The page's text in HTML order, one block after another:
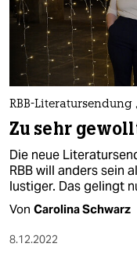
RBB-Literatursendung
Zu sehr
Die neue
RBB will anders sein
lustiger. Das gelingt
Von Carolina Schwarz
8.12.2022